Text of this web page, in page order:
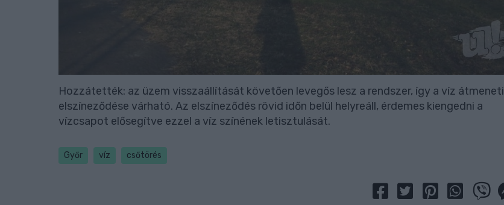
Hozzátették: az üzem visszaállítását követően levegős lesz a rendszer, így a víz átmeneti
elszíneződése várható. Az elszíneződés rövid időn belül helyreáll, érdemes kiengedni a
vízcsapot elősegítve ezzel a víz színének letisztulását.
Győr víz csőtörés